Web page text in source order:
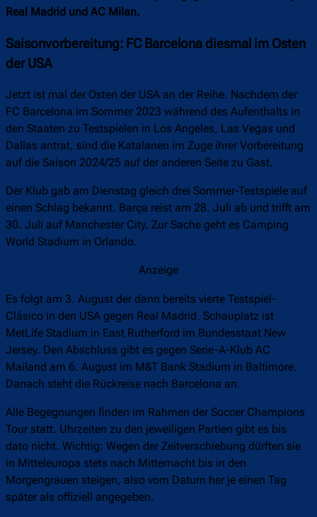
Real Madrid und AC Milan.
Saisonvorbereitung: FC Barcelona diesmal im Osten
der USA
Jetzt ist mal der Osten der USA an der Reihe. Nachdem der
FC Barcelona im Sommer 2023 während des Aufenthalts in
den Staaten zu Testspielen in Los Angeles, Las Vegas und
Dallas antrat, sind die Katalanen im Zuge ihrer Vorbereitung
auf die Saison 2024/25 auf der anderen Seite zu Gast.
Der Klub gab am Dienstag gleich drei Sommer-Testspiele auf
einen Schlag bekannt. Barça reist am 28. Juli ab und trifft am
30. Juli auf Manchester City. Zur Sache geht es Camping
World Stadium in Orlando.
Anzeige
Es folgt am 3. August der dann bereits vierte Testspiel-
Clásico in den USA gegen Real Madrid. Schauplatz ist
MetLife Stadium in East Rutherford im Bundesstaat New
Jersey. Den Abschluss gibt es gegen Serie-A-Klub AC
Mailand am 6. August im M&T Bank Stadium in Baltimore.
Danach steht die Rückreise nach Barcelona an.
Alle Begegnungen finden im Rahmen der Soccer Champions
Tour statt. Uhrzeiten zu den jeweiligen Partien gibt es bis
dato nicht. Wichtig: Wegen der Zeitverschiebung dürften sie
in Mitteleuropa stets nach Mitternacht bis in den
Morgengrauen steigen, also vom Datum her je einen Tag
später als offiziell angegeben.